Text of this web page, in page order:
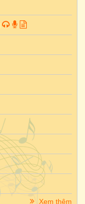
Xem thêm